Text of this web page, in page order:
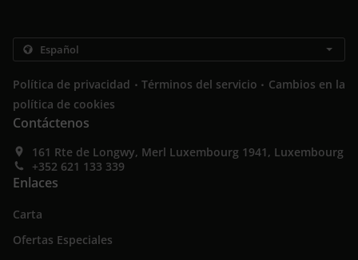
Política de privacidad . Términos del servicio . Cambios en la
política de cookies
Contáctenos
161 Rte de Longwy, Merl Luxembourg 1941, Luxembourg
+352 621 133 339
Enlaces
Carta
Ofertas Especiales